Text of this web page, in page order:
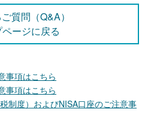
質問（Q&A）
ページに戻る
事項はこちら
事項はこちら
制度）およびNISA口座のご注意事